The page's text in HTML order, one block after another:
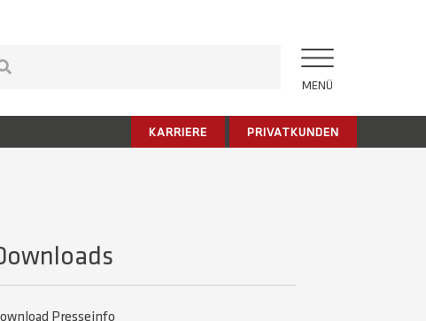
MENÜ
KARRIERE PRIVATKUNDEN
Presseinfo